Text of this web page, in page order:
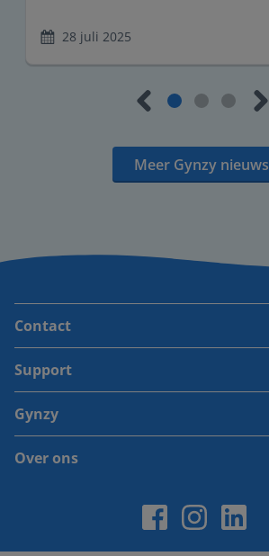
28 juli 2025
Meer Gynzy nieuws
Contact
Support
Gynzy
Over ons